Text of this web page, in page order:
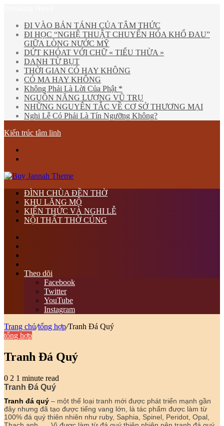
ĐI VÀO BẢN TÁNH CỦA TÂM THỨC
ĐI HỌC “NGHỆ THUẬT CHUYỂN HÓA KHỔ ĐAU”
GIỮA LÒNG NƯỚC MỸ
DỨT KHÓAT VỚI CHỮ « TIỂU THỪA »
DANH TỪ BỤT
THỜI GIAN CÓ HAY KHÔNG
CÓ MA HAY KHÔNG
Không Phải Là Lời Của Phật *
NGUỒN NĂNG LƯỢNG VŨ TRỤ
NHỮNG NGUYÊN TẮC VỀ CƠ SỞ THƯƠNG MẠI
Nghi Lễ Có Phải Là Tín Ngưỡng Không?
Kiến trúc tâm linh
ĐÌNH CHÙA ĐỀN THỜ
KHU LĂNG MỘ
KIẾN THỨC VÀ NGHI LỄ
NỘI THẤT THỜ CÚNG
viết
ngẫu
nhiên
Theo dõi
Facebook
Twitter
YouTube
Instagram
Trang chủ/tổng hợp/Tranh Đá Quý
tổng hợp
Tranh Đá Quý
0 2 1 minute read
Tranh Đá Quý
Tranh đá quý – một thể loại tranh mới được phát triển mạnh gần
đây nhưng đã tạo được tiếng vang lớn, là tác phẩm được làm từ
100% đá quý thiên nhiên như ruby, Saphia, Spinel, Peridot, Opal,